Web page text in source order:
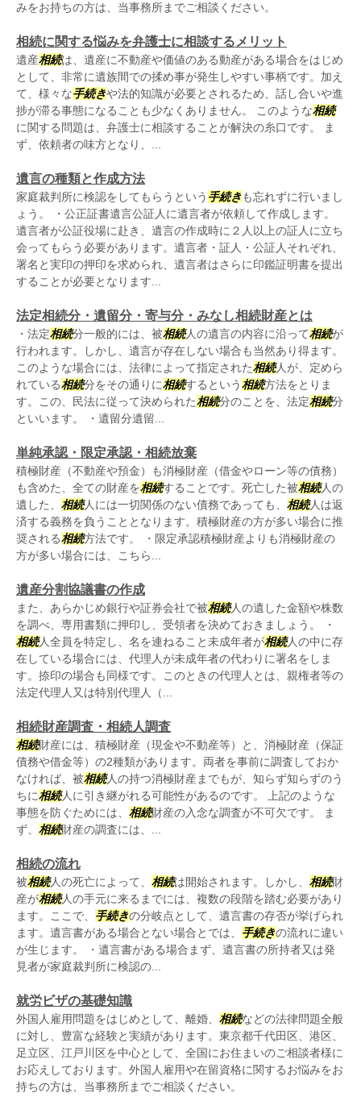
みをお持ちの方は、当事務所までご相談ください。
相続に関する悩みを弁護士に相談するメリット
遺産相続は、遺産に不動産や価値のある動産がある場合をはじめ
として、非常に遺族間での揉め事が発生しやすい事柄です。加え
て、様々な手続きや法的知識が必要とされるため、話し合いや進
捗が滞る事態になることも少なくありません。 このような相続
に関する問題は、弁護士に相談することが解決の糸口です。 ま
ず、依頼者の味方となり、...
遺言の種類と作成方法
家庭裁判所に検認をしてもらうという 手続きも忘れずに行いまし
ょう。 ・公正証書遺言公証人に遺言者が依頼して作成します。
遺言者が公証役場に赴き、遺言の作成時に２人以上の証人に立ち
会ってもらう必要があります。遺言者・証人・公証人それぞれ、
署名と実印の押印を求められ、遺言者はさらに印鑑証明書を提出
することが必要となります...
法定相続分・遺留分・寄与分・みなし相続財産とは
・法定相続分一般的には、被相続人の遺言の内容に沿って相続が
行われます。しかし、遺言が存在しない場合も当然あり得ます。
このような場合には、法律によって指定された相続人が、定めら
れている相続分をその通りに相続するという相続方法をとりま
す。この、民法に従って決められた相続分のことを、法定相続分
といいます。 ・遺留分遺留...
単純承認・限定承認・相続放棄
積極財産（不動産や預金）も消極財産（借金やローン等の債務）
も含めた、全ての財産を相続することです。死亡した被相続人の
遺した、 相続人には一切関係のない債務であっても、 相続人は返
済する義務を負うこととなります。積極財産の方が多い場合に推
奨される相続方法です。 ・限定承認積極財産よりも消極財産の
方が多い場合には、こちら...
遺産分割協議書の作成
また、あらかじめ銀行や証券会社で被相続人の遺した金額や株数
を調べ、専用書類に押印し、受領者を決めておきましょう。 ・
相続人全員を特定し、名を連ねること未成年者が相続人の中に存
在している場合には、代理人が未成年者の代わりに署名をしま
す。捺印の場合も同様です。このときの代理人とは、親権者等の
法定代理人又は特別代理人（...
相続財産調査・相続人調査
相続財産には、積極財産（現金や不動産等）と、消極財産（保証
債務や借金等）の2種類があります。両者を事前に調査しておか
なければ、被相続人の持つ消極財産までもが、知らず知らずのう
ちに相続人に引き継がれる可能性があるのです。 上記のような
事態を防ぐためには、 相続財産の入念な調査が不可欠です。 ま
ず、 相続財産の調査には、...
相続の流れ
被相続人の死亡によって、 相続は開始されます。しかし、 相続財
産が相続人の手元に来るまでには、複数の段階を踏む必要があり
ます。ここで、 手続きの分岐点として、遺言書の存否が挙げられ
ます。遺言書がある場合とない場合とでは、 手続きの流れに違い
が生じます。 ・遺言書がある場合まず、遺言書の所持者又は発
見者が家庭裁判所に検認の...
就労ビザの基礎知識
外国人雇用問題をはじめとして、離婚、 相続などの法律問題全般
に対し、豊富な経験と実績があります。東京都千代田区、港区、
足立区、江戸川区を中心として、全国にお住まいのご相談者様に
お応えしております。外国人雇用や在留資格に関するお悩みをお
持ちの方は、当事務所までご相談ください。